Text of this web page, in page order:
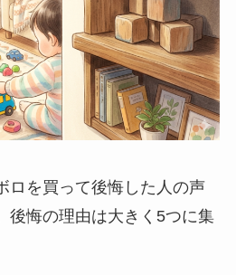
ロを買って後悔した人の声
後悔の理由は大きく5つに集